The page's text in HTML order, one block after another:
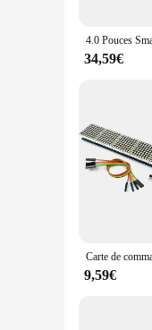
34,59€
9,59€